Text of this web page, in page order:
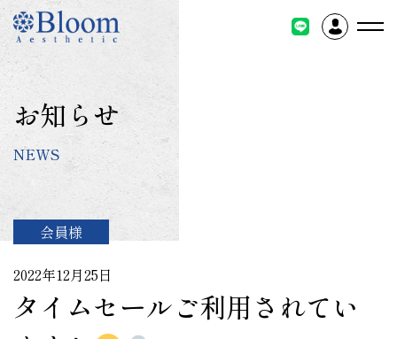
コ
テ
ン
ツ
に
キ
お知らせ
NEWS
会員様
2022年12月25日
タイムセールご利用されてい